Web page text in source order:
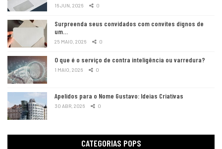
16 JUN, 2026 0
Surpreenda seus convidados com convites dignos de
um…
25 MAIO, 2026 0
O que é o serviço de contra inteligência ou varredura?
1 MAIO, 2026 0
Apelidos para o Nome Gustavo: Ideias Criativas
30 ABR, 2026 0
CATEGORIAS POPS